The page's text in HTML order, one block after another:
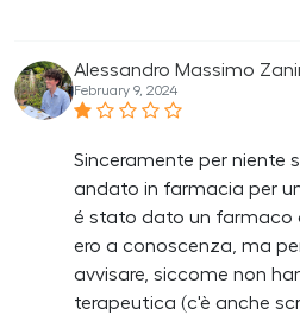
Alessandro Massimo
February 9, 2024
Sinceramente per niente
andato in farmacia per
é stato dato un farmaco
ero a conoscenza, ma
avvisare, siccome non
terapeutica (c'è anche